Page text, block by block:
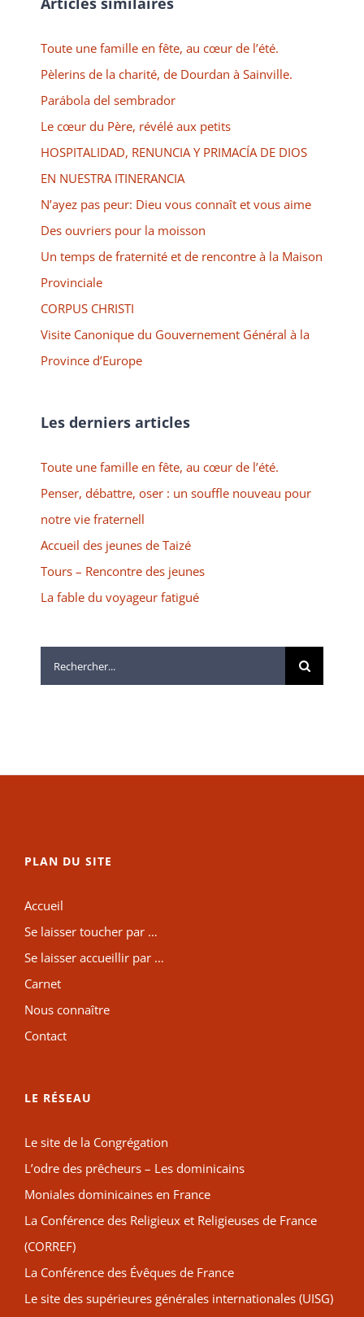
Toute une famille en fête, au cœur de l’été.
Pèlerins de la charité, de Dourdan à Sainville.
Parábola del sembrador
Le cœur du Père, révélé aux petits
HOSPITALIDAD, RENUNCIA Y PRIMACÍA DE DIOS
EN NUESTRA ITINERANCIA
N’ayez pas peur: Dieu vous connaît et vous aime
Des ouvriers pour la moisson
Un temps de fraternité et de rencontre à la Maison
Provinciale
CORPUS CHRISTI
Visite Canonique du Gouvernement Général à la
Province d’Europe
Les derniers articles
Toute une famille en fête, au cœur de l’été.
Penser, débattre, oser : un souffle nouveau pour
notre vie fraternell
Accueil des jeunes de Taizé
Tours – Rencontre des jeunes
La fable du voyageur fatigué
Rechercher:
PLAN DU SITE
Accueil
Se laisser toucher par …
Se laisser accueillir par …
Carnet
Nous connaître
Contact
LE RÉSEAU
Le site de la Congrégation
L’odre des prêcheurs – Les dominicains
Moniales dominicaines en France
La Conférence des Religieux et Religieuses de France
(CORREF)
La Conférence des Évêques de France
Le site des supérieures générales internationales (UISG)